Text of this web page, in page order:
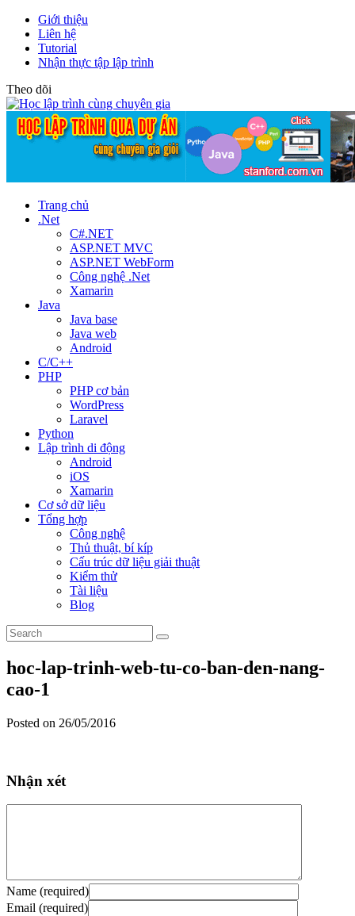
Giới thiệu
Liên hệ
Tutorial
Nhận thực tập lập trình
Theo dõi
Trang chủ
.Net
C#.NET
ASP.NET MVC
ASP.NET WebForm
Công nghệ .Net
Xamarin
Java
Java base
Java web
Android
C/C++
PHP
PHP cơ bản
WordPress
Laravel
Python
Lập trình di động
Android
iOS
Xamarin
Cơ sở dữ liệu
Tổng hợp
Công nghệ
Thủ thuật, bí kíp
Cấu trúc dữ liệu giải thuật
Kiểm thử
Tài liệu
Blog
hoc-lap-trinh-web-tu-co-ban-den-nang-
cao-1
Posted on 26/05/2016
Nhận xét
Name (required)
Email (required)